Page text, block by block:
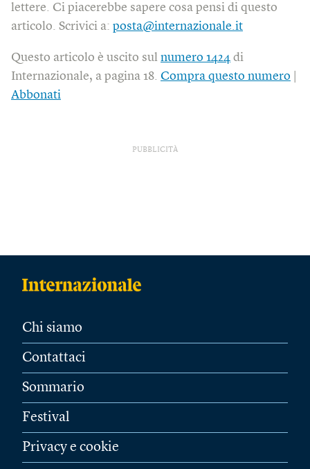
lettere. Ci piacerebbe sapere cosa pensi di questo
articolo. Scrivici a: posta@internazionale.it
Questo articolo è uscito sul numero 1424 di
Internazionale, a pagina 18. Compra questo numero
Abbonati
PUBBLICITÀ
Chi siamo
Contattaci
Sommario
Festival
Privacy e cookie